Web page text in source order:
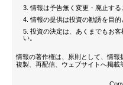
情報は予告無く変更・廃止する
情報の提供は投資の勧誘を目的
投資の決定は、あくまでもお
い。
情報の著作権は、原則として、情報
複製、再配信、ウェブサイトへ掲載